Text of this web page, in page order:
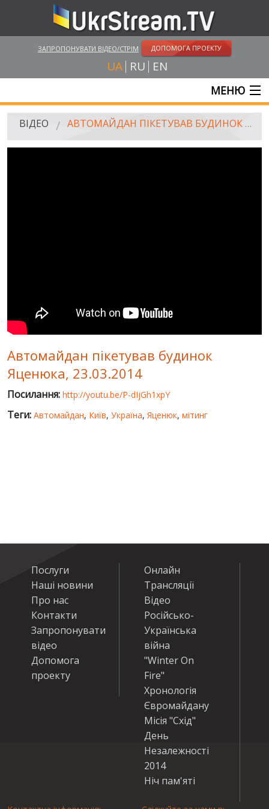
ЗАПРОПОНУВАТИ ВІДЕО/СТРІМ ДОПОМОГА ПРОЕКТУ
UA RU EN
МЕНЮ
ГОЛОВНА
ПУБЛІЧНІ ЛЮДИ
РОСІЙСЬКО-УКРАЇНСЬКА ВІЙНА
"WINTER ON FIRE"
ХРОНОЛОГІЯ ЄВРОМАЙДАНУ
ВІДЕО АВТОМАЙДАН ПІКЕТУВАВ БУДИНОК ЯЦЕНЮКА, 23.03.2014
Автомайдан пікетував будинок
Яценюка, 23.03.2014
Посилання: http://youtu.be/P-dIjGh1xpY
Теги: Автомайдан, Київ, Україна, Яценюк, мітинг
Послуги
Наші новини
Про нас
Контакти
Запропонувати
відео
Допомога
проекту
Онлайн
Трансляції
Відео
Російсько-
Українська
війна
"Winter On
Fire"
Хронологія
Євромайдану
Місія "Схід"
День
Незалежності
2014
Ніч пам'яті